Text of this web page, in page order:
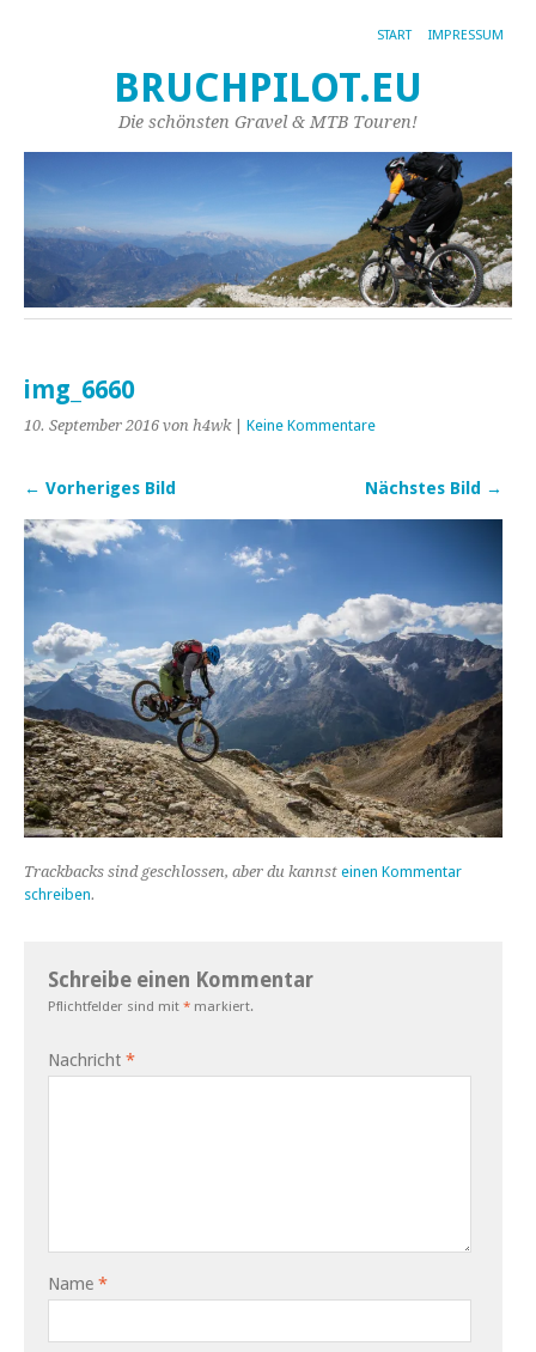
START IMPRESSUM
BRUCHPILOT.EU
Die schönsten Gravel & MTB Touren!
img_6660
10. September 2016 von h4wk| Keine Kommentare
← Vorheriges Bild Nächstes Bild →
Trackbacks sind geschlossen, aber du kannst einen Kommentar
schreiben.
Schreibe einen Kommentar
Pflichtfelder sind mit * markiert.
Nachricht *
Name *